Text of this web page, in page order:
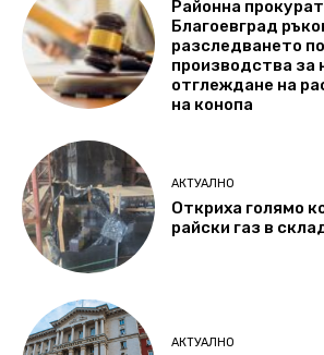
Районна
Благоевград
разследването
производства за
отглеждане на
на конопа
АКТУАЛНО
Откриха голямо
райски газ в
АКТУАЛНО